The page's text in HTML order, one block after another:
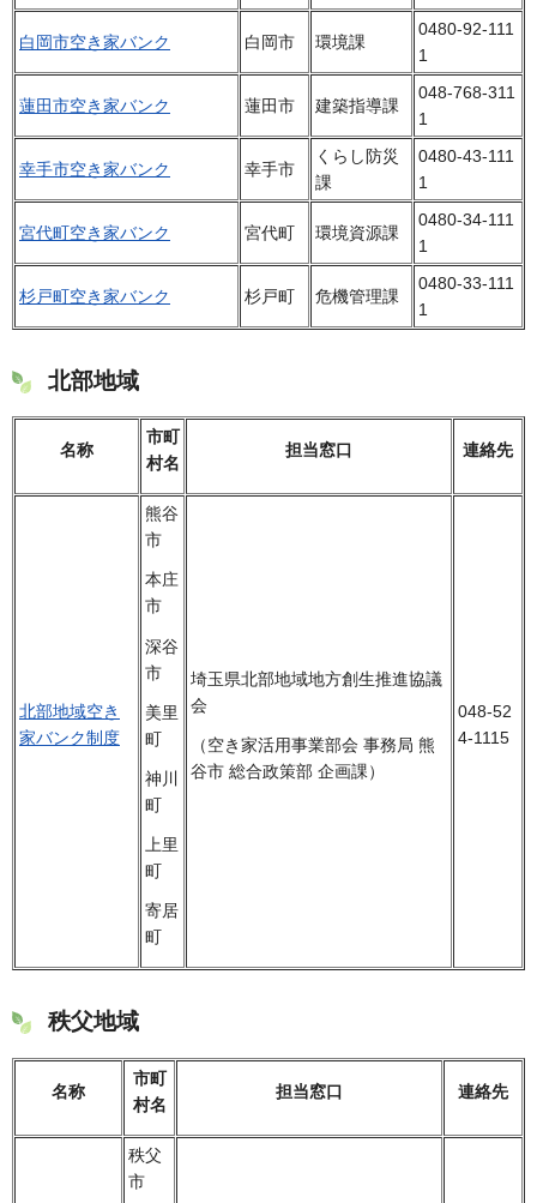
白岡市空き家バンク 白岡市 環境課
0480-92-111
1
蓮田市空き家バンク 蓮田市 建築指導課
048-768-311
1
幸手市空き家バンク 幸手市
くらし防災
課
0480-43-111
1
宮代町空き家バンク 宮代町 環境資源課
0480-34-111
1
杉戸町空き家バンク 杉戸町 危機管理課
0480-33-111
1
北部地域
名称
市町
村名
担当窓口 連絡先
北部地域空き
家バンク制度
熊谷
市
本庄
市
深谷
市
美里
町
神川
町
上里
町
寄居
町
埼玉県北部地域地方創生推進協議
会
（空き家活用事業部会 事務局 熊
谷市 総合政策部 企画課）
048-52
4-1115
秩父地域
名称
市町
村名
担当窓口 連絡先
秩父
市